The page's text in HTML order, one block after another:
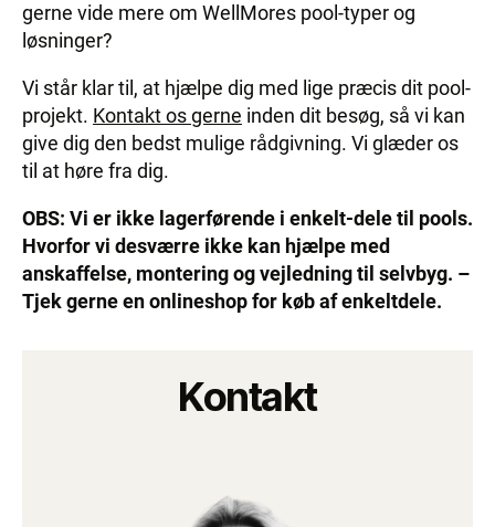
gerne vide mere om WellMores pool-typer og
løsninger?
Vi står klar til, at hjælpe dig med lige præcis dit pool-
projekt. Kontakt os gerne inden dit besøg, så vi kan
give dig den bedst mulige rådgivning. Vi glæder os
til at høre fra dig.
OBS: Vi er ikke lagerførende i enkelt-dele til pools.
Hvorfor vi desværre ikke kan hjælpe med
anskaffelse, montering og vejledning til selvbyg. –
Tjek gerne en onlineshop for køb af enkeltdele.
Kontakt